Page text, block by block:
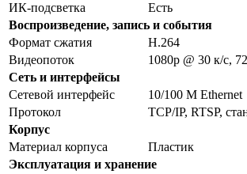
ИК-подсветка
Есть
Воспроизведение, запись и события
Формат сжатия
H.264
Видеопоток
1080p @ 30 к/с,
Сеть и интерфейсы
Сетевой интерфейс
10/100 M Ethernet
Протокол
TCP/IP, RTSP,
Корпус
Материал корпуса
Пластик
Эксплуатация и хранение